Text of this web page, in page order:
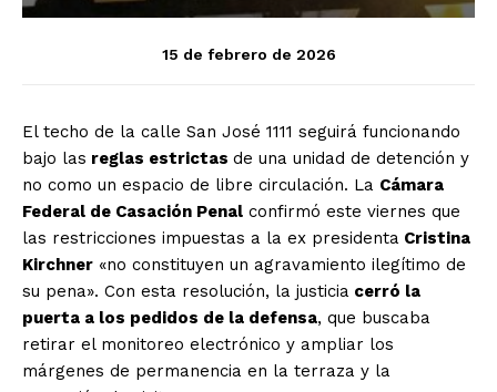
15 de febrero de 2026
El techo de la calle San José 1111 seguirá funcionando
bajo las reglas estrictas de una unidad de detención y
no como un espacio de libre circulación. La Cámara
Federal de Casación Penal confirmó este viernes que
las restricciones impuestas a la ex presidenta Cristina
Kirchner «no constituyen un agravamiento ilegítimo de
su pena». Con esta resolución, la justicia cerró la
puerta a los pedidos de la defensa, que buscaba
retirar el monitoreo electrónico y ampliar los
márgenes de permanencia en la terraza y la